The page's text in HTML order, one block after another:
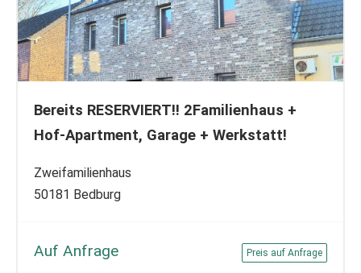
Bereits RESERVIERT!! 2Familienhaus +
Hof-Apartment, Garage + Werkstatt!
Zweifamilienhaus
50181 Bedburg
Auf Anfrage Preis auf Anfrage